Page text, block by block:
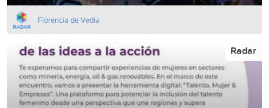
Florencia de Vedia
Radar